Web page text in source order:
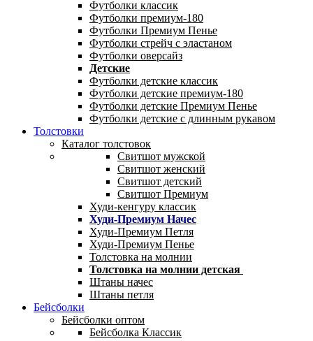
Футболки классик
Футболки премиум-180
Футболки Премиум Пенье
Футболки стрейч с эластаном
Футболки оверсайз
Детские
Футболки детские классик
Футболки детские премиум-180
Футболки детские Премиум Пенье
Футболки детские с длинным рукавом
Толстовки
Каталог толстовок
Свитшот мужской
Свитшот женский
Свитшот детский
Свитшот Премиум
Худи-кенгуру классик
Худи-Премиум Начес
Худи-Премиум Петля
Худи-Премиум Пенье
Толстовка на молнии
Толстовка на молнии детская
Штаны начес
Штаны петля
Бейсболки
Бейсболки оптом
Бейсболка Классик